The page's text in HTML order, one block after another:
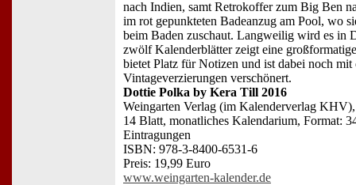
nach Indien, samt Retrokoffer zum Big Ben
im rot gepunkteten Badeanzug am Pool, wo
beim Baden zuschaut. Langweilig wird es in
zwölf Kalenderblätter zeigt eine
bietet Platz für Notizen und ist dabei noch mit
Vintageverzierungen verschönert.
Dottie Polka by Kera Till 2016
Weingarten Verlag (im Kalenderverlag
14 Blatt, monatliches Kalendarium, Format:
Eintragungen
ISBN: 978-3-8400-6531-6
Preis: 19,99 Euro
www.weingarten-kalender.de